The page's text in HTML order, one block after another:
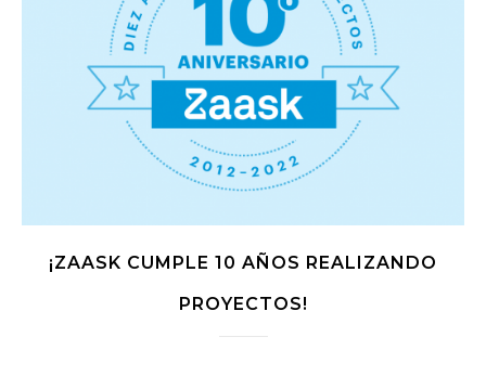
¡ZAASK CUMPLE 10 AÑOS REALIZANDO
PROYECTOS!